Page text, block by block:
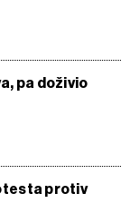
pa doživio
protiv